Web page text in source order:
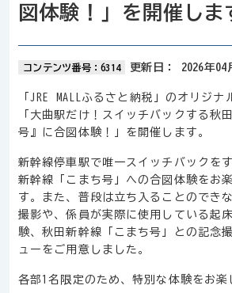
図体験！」を開催しま
コンテンツ番号：6314 更新日： 2026年04
「JRE MALLふるさと納税」のオリジナ
「大曲駅だけ！スイッチバックする秋
号』に合図体験！」を開催します。
新幹線停車駅で唯一スイッチバックを
新幹線「こまち号」への合図体験をお
す。また、普段は立ち入ることのでき
撮影や、係員が実際に使用している起
験、秋田新幹線「こまち号」との記念
ューをご用意しました。
各部1名限定のため、特別な体験をお楽